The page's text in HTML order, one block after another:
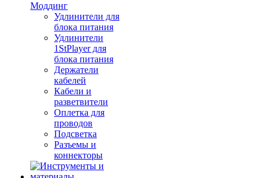
Моддинг
Удлинители для
блока питания
Удлинители
1StPlayer для
блока питания
Держатели
кабелей
Кабели и
разветвители
Оплетка для
проводов
Подсветка
Разъемы и
коннекторы